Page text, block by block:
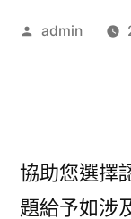
作
admin
協助您選擇
題給予如涉